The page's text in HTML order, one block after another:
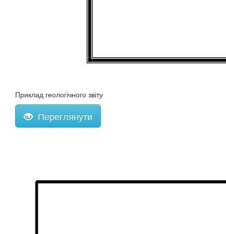
Приклад геологічного звіту
Переглянути